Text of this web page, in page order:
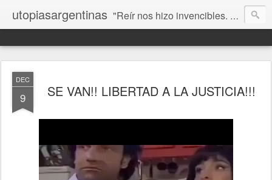
utopiasargentinas "Reír nos hizo invencibles. No como los que siempre ganan, sino como aquellos que no se rinden”. Frida Kahlo
DEC
9 SE VAN!! LIBERTAD A LA JUSTICIA!!!